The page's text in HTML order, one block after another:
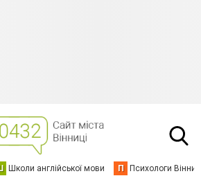
Школи англійської мови П Психологи